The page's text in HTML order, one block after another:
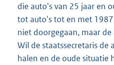
die auto's van 25 jaar en
tot auto's tot en met
niet doorgegaan, maar
Wil de staatssecretaris
halen en de oude situatie